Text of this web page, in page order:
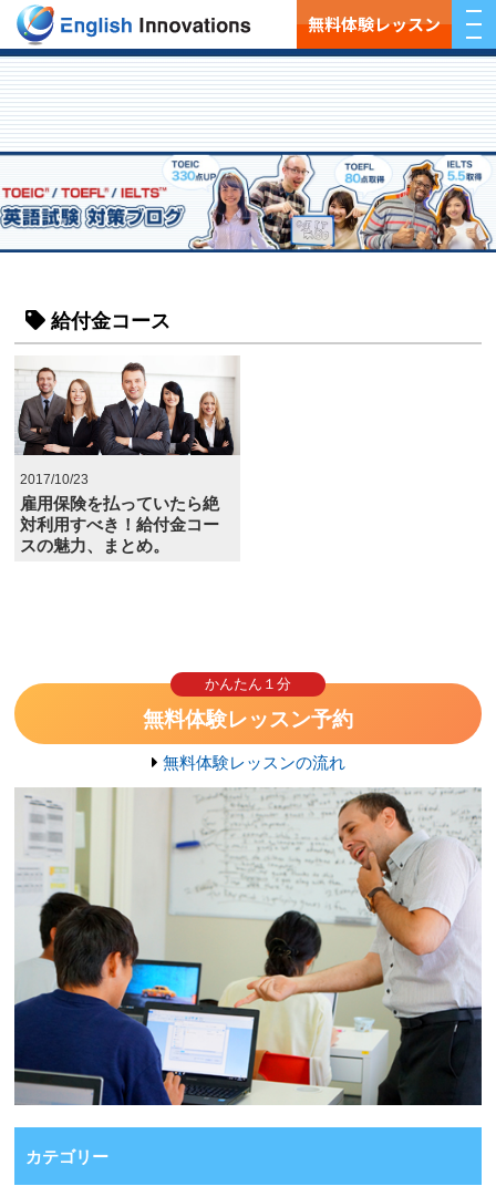
無料体験レッスン
給付金コース
2017/10/23
雇用保険を払っていたら絶
対利用すべき！給付金コー
スの魅力、まとめ。
かんたん１分
無料体験レッスン予約
無料体験レッスンの流れ
カテゴリー